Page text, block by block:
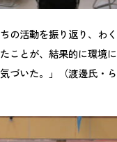
の活動を振り返り、わ
ことが、結果的に環境
づいた。」（渡邊氏・